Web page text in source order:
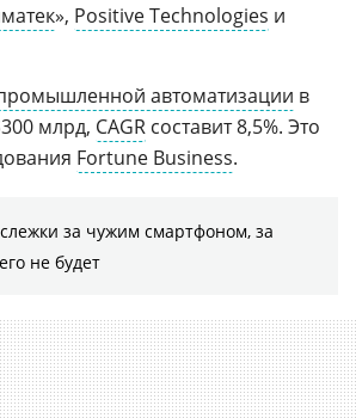
», Positive Technologies и
автоматизации в
млрд, CAGR составит 8,5%. Это
Fortune Business.
за чужим смартфоном, за
не будет